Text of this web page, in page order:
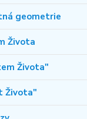
geometrie
Života
Života"
Života"